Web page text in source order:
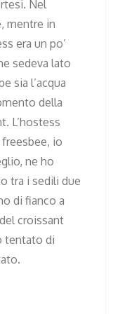
Nel
mentre in
era un po’
sedeva lato
sia l’acqua
della
L’hostess
io
ne ho
tra i sedili due
di fianco a
croissant
tentato di